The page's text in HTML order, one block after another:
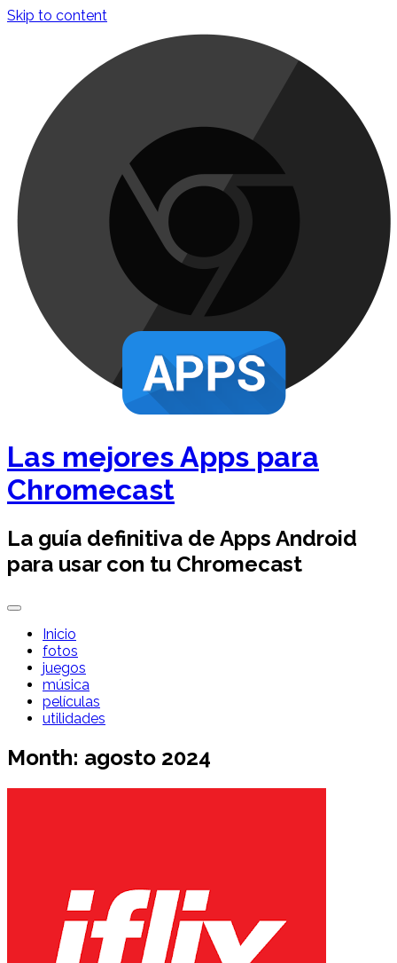
Skip to content
Las mejores Apps para
Chromecast
La guía definitiva de Apps Android
para usar con tu Chromecast
Inicio
fotos
juegos
música
películas
utilidades
Month: agosto 2024